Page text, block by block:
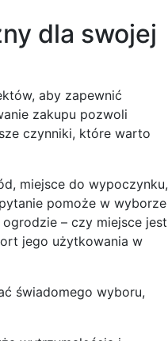
dla swojej
aby zapewnić
zakupu pozwoli
czynniki, które warto
miejsce do wypoczynku,
pomoże w wyborze
– czy miejsce jest
jego użytkowania w
świadomego wyboru,